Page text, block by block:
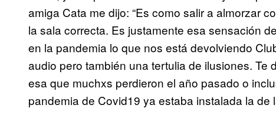
amiga Cata me dijo: “Es como salir a almorzar
la sala correcta. Es justamente esa sensación
en la pandemia lo que nos está devolviendo
audio pero también una tertulia de ilusiones.
esa que muchxs perdieron el año pasado o
pandemia de Covid19 ya estaba instalada la de